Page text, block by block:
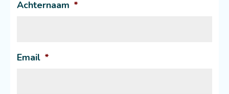
Achternaam *
Email *